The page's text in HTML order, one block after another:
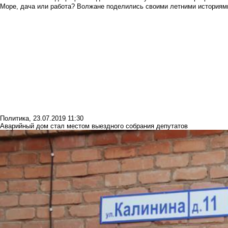
Море, дача или работа? Волжане поделились своими летними
Политика, 23.07.2019 11:30
Аварийный дом стал местом выездного собрания депутатов